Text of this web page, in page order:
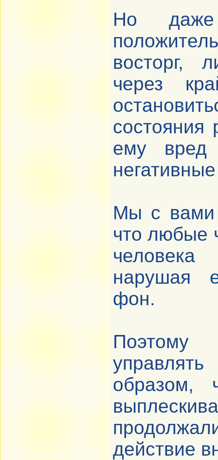
Но даже
восторг,
через
состояния
ему
Мы с вами
что любые
нарушая
фон.
Поэтому
образом,
действие